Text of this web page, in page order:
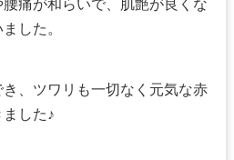
痛が和らいで、肌艶が良くな
した。
、ツワリも一切なく元気な赤
した♪